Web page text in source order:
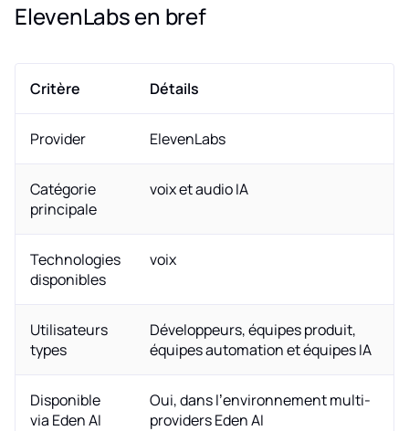
ElevenLabs en bref
Critère Détails
Provider ElevenLabs
Catégorie
principale
voix et audio IA
Technologies
disponibles
voix
Utilisateurs
types
Développeurs, équipes produit,
équipes automation et équipes IA
Disponible
via Eden AI
Oui, dans l’environnement multi-
providers Eden AI